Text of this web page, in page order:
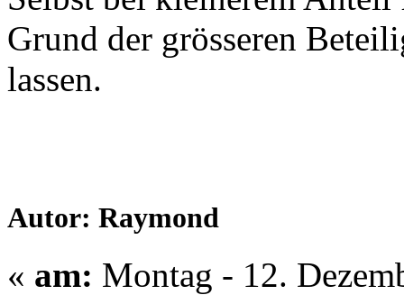
Grund der grösseren
lassen.
Autor: Raymond
« am: Montag - 12.